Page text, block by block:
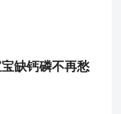
缺钙磷不再愁